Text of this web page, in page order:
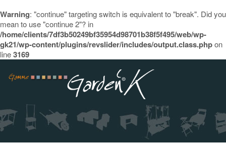
Warning: "continue" targeting switch is equivalent to "break". Did you
mean to use "continue 2"? in
/home/clients/7df3b50249bf35954d98701b38f5f495/web/wp-
gk21/wp-content/plugins/revslider/includes/output.class.phpon
line3169